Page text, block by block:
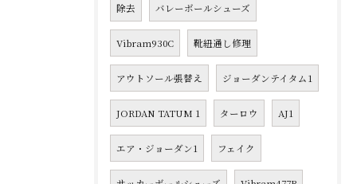
除去 バレーボールシューズ
Vibram930C 靴紐通し修理
アウトソール張替え ジョーダンテイタム1
JORDAN TATUM 1 ターロウ AJ1
エア・ジョーダン1 フェイク